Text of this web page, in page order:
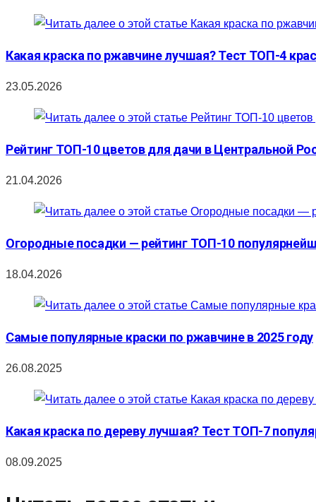
Какая краска по ржавчине лучшая? Тест ТОП-4
23.05.2026
Рейтинг ТОП-10 цветов для дачи в Центральной
21.04.2026
Огородные посадки — рейтинг ТОП-10
18.04.2026
Самые популярные краски по ржавчине в 2025 году
26.08.2025
Какая краска по дереву лучшая? Тест ТОП-7
08.09.2025